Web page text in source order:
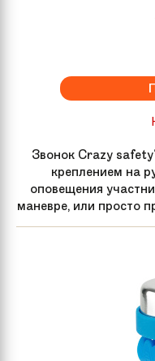
Звонок Crazy
креплением на
оповещения
маневре, или просто